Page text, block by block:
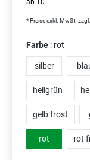
ab 10
* Preise exkl. MwSt. zzgl.
Farbe : rot
silber
hellgrün
gelb frost
rot rot